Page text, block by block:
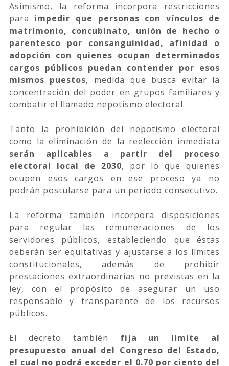
Asimismo, la reforma incorpora restricciones
para impedir que personas con vínculos de
matrimonio, concubinato, unión de hecho o
parentesco por consanguinidad, afinidad o
adopción con quienes ocupan determinados
cargos públicos puedan contender por esos
mismos puestos, medida que busca evitar la
concentración del poder en grupos familiares y
combatir el llamado nepotismo electoral.
Tanto la prohibición del nepotismo electoral
como la eliminación de la reelección inmediata
serán aplicables a partir del proceso
electoral local de 2030, por lo que quienes
ocupen esos cargos en ese proceso ya no
podrán postularse para un periodo consecutivo.
La reforma también incorpora disposiciones
para regular las remuneraciones de los
servidores públicos, estableciendo que éstas
deberán ser equitativas y ajustarse a los límites
constitucionales, además de prohibir
prestaciones extraordinarias no previstas en la
ley, con el propósito de asegurar un uso
responsable y transparente de los recursos
públicos.
El decreto también fija un límite al
presupuesto anual del Congreso del Estado,
el cual no podrá exceder el 0.70 por ciento del